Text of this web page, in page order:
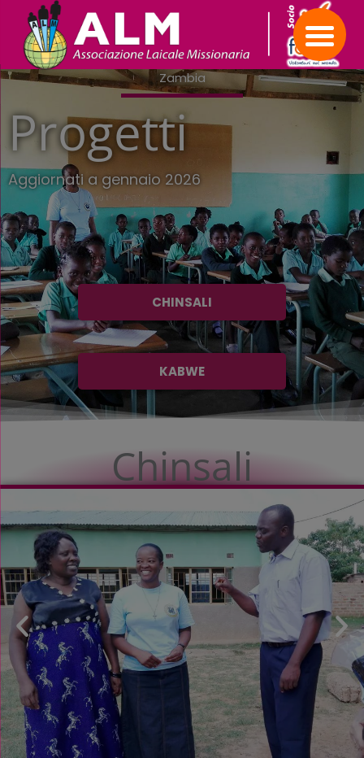
contenuto
Zambia
Progetti
Aggiornati a gennaio 2026
CHINSALI
KABWE
Chinsali